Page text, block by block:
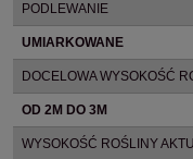
PODLEWANIE
UMIARKOWANE
DOCELOWA WYSOKOŚĆ
OD 2M DO 3M
WYSOKOŚĆ ROŚLINY